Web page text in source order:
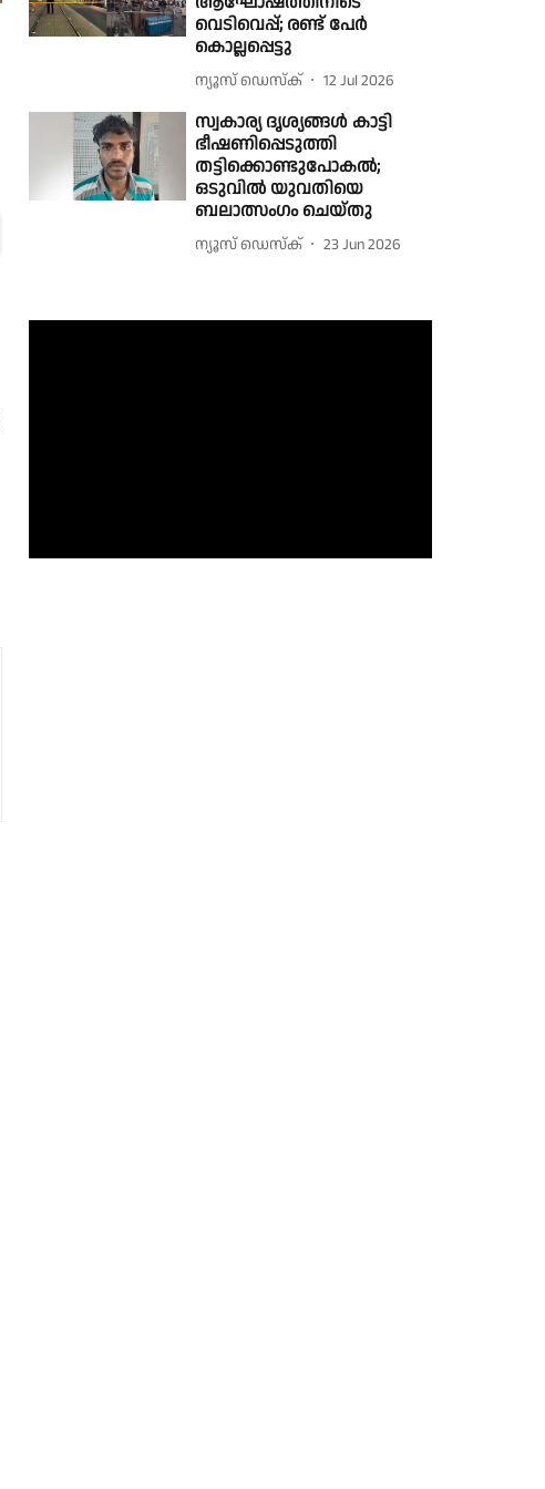
വെടിവെപ്പ്; രണ്ട് പേർ
കൊല്ലപ്പെട്ടു
ന്യൂസ് ഡെസ്ക് 12 Jul 2026
സ്വകാര്യ ദൃശ്യങ്ങൾ കാട്ടി
ഭീഷണിപ്പെടുത്തി
തട്ടിക്കൊണ്ടുപോകൽ;
ഒടുവിൽ യുവതിയെ
ബലാത്സംഗം ചെയ്തു
ന്യൂസ് ഡെസ്ക് 23 Jun 2026